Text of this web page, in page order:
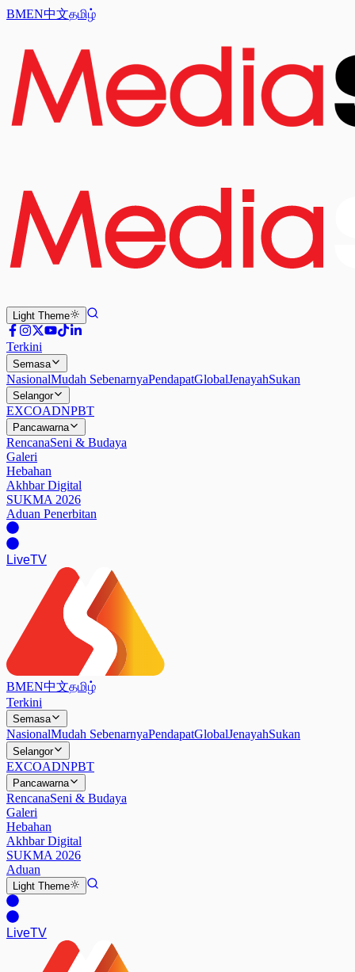
BMEN中文தமிழ்
Light Theme
Terkini
Semasa
NasionalMudah SebenarnyaPendapatGlobalJenayahSukan
Selangor
EXCOADNPBT
Pancawarna
RencanaSeni & Budaya
Galeri
Hebahan
Akhbar Digital
SUKMA 2026
Aduan Penerbitan
LiveTV
BMEN中文தமிழ்
Terkini
Semasa
NasionalMudah SebenarnyaPendapatGlobalJenayahSukan
Selangor
EXCOADNPBT
Pancawarna
RencanaSeni & Budaya
Galeri
Hebahan
Akhbar Digital
SUKMA 2026
Aduan
Light Theme
LiveTV